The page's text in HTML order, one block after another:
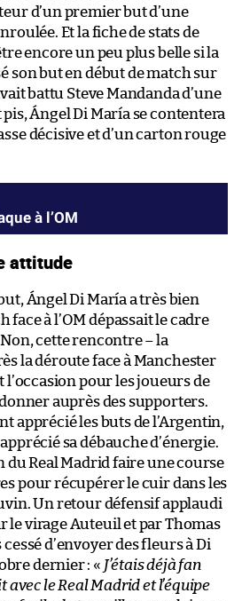
d’un premier but d’une
Et la fiche de stats de
encore un peu plus belle si la
son but en début de match sur
battu Steve Mandanda d’une
Ángel Di María se contentera
décisive et d’un carton rouge
à l’OM
attitude
Ángel Di María a très bien
face à l’OM dépassait le cadre
cette rencontre – la
la déroute face à Manchester
pour les joueurs de
auprès des supporters.
apprécié les buts de l’Argentin,
sa débauche d’énergie.
du Real Madrid faire une course
pour récupérer le cuir dans les
Un retour défensif applaudi
le virage Auteuil et par Thomas
d’envoyer des fleurs à Di
dernier : « J’étais déjà fan
avec le Real Madrid et l’équipe